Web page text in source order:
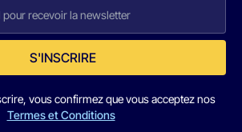
S'INSCRIRE
vous confirmez que vous acceptez nos
Termes et Conditions